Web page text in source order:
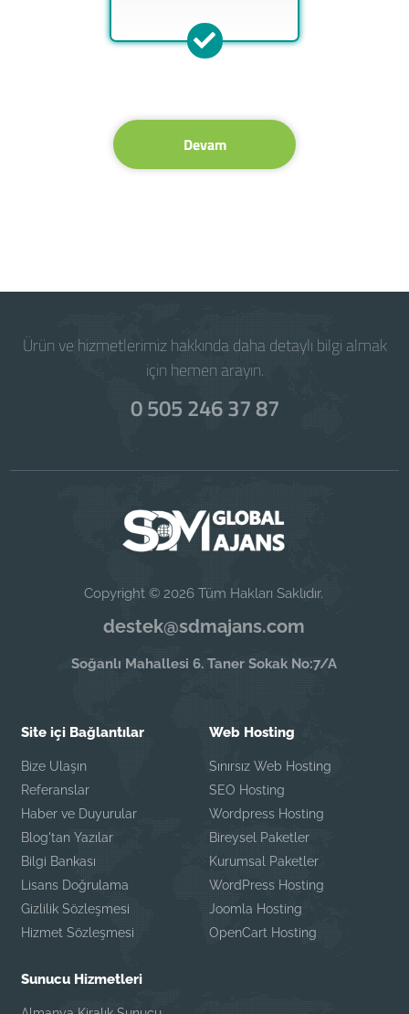
Devam
Ürün ve hizmetlerimiz hakkında daha detaylı bilgi almak
için hemen arayın.
0 505 246 37 87
Copyright © 2026 Tüm Hakları Saklıdır.
destek@sdmajans.com
Soğanlı Mahallesi 6. Taner Sokak No:7/A
Site içi Bağlantılar
Bize Ulaşın
Referanslar
Haber ve Duyurular
Blog'tan Yazılar
Bilgi Bankası
Lisans Doğrulama
Gizlilik Sözleşmesi
Hizmet Sözleşmesi
Web Hosting
Sınırsız Web Hosting
SEO Hosting
Wordpress Hosting
Bireysel Paketler
Kurumsal Paketler
WordPress Hosting
Joomla Hosting
OpenCart Hosting
Sunucu Hizmetleri